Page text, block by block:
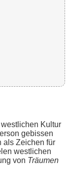
Kultur
gebissen
als Zeichen für
westlichen
von Träumen